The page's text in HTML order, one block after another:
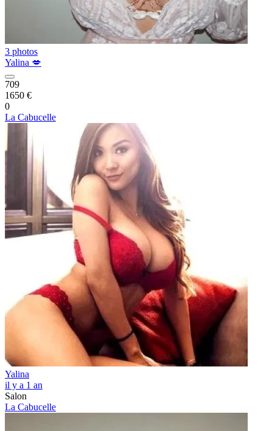
3 photos
Yalina 💋
709
1650 €
0
La Cabucelle
Yalina
il y a 1 an
Salon
La Cabucelle